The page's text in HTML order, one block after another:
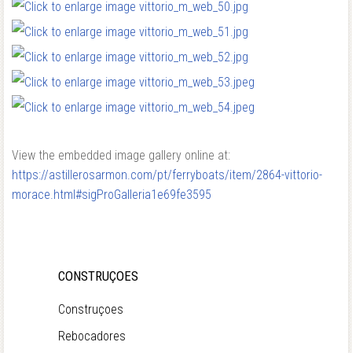
View the embedded image gallery online at:
https://astillerosarmon.com/pt/ferryboats/item/2864-vittorio-
morace.html#sigProGalleria1e69fe3595
CONSTRUÇOES
Construçoes
Rebocadores